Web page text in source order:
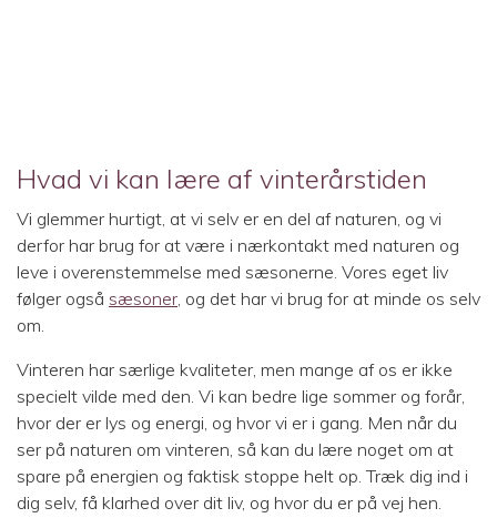
Hvad vi kan lære af vinterårstiden
Vi glemmer hurtigt, at vi selv er en del af naturen, og vi
derfor har brug for at være i nærkontakt med naturen og
leve i overenstemmelse med sæsonerne. Vores eget liv
følger også sæsoner, og det har vi brug for at minde os selv
om.
Vinteren har særlige kvaliteter, men mange af os er ikke
specielt vilde med den. Vi kan bedre lige sommer og forår,
hvor der er lys og energi, og hvor vi er i gang. Men når du
ser på naturen om vinteren, så kan du lære noget om at
spare på energien og faktisk stoppe helt op. Træk dig ind i
dig selv, få klarhed over dit liv, og hvor du er på vej hen.